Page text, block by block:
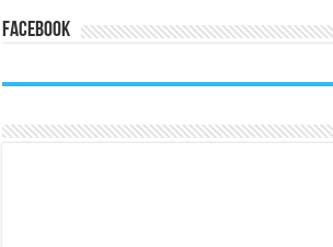
Facebook